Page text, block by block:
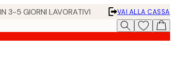
3-5 GIORNI LAVORATIVI
VAI ALLA CASSA